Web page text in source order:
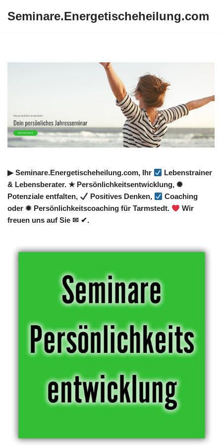
Seminare.Energetischeheilung.com
▶︎ Seminare.Energetischeheilung.com, Ihr
Lebenstrainer
& Lebensberater. ★ Persönlichkeitsentwicklung, ✺
Potenziale entfalten,
Positives Denken,
Coaching
oder ✹ Persönlichkeitscoaching für Tarmstedt.
Wir
freuen uns auf Sie ✉ ✔.